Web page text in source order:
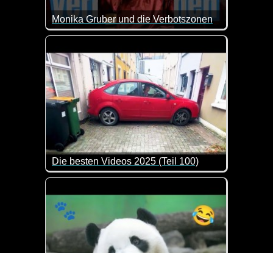
Monika Gruber und die Verbotszonen
Also ein Merkzettel wäre doch wirklich sehr nett
Die besten Videos 2025 (Teil 100)
Eine tolle Zusammenstellung von lustigen